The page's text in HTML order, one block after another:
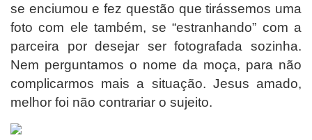
se enciumou e fez questão que tirássemos uma
foto com ele também, se “estranhando” com a
parceira por desejar ser fotografada sozinha.
Nem perguntamos o nome da moça, para não
complicarmos mais a situação. Jesus amado,
melhor foi não contrariar o sujeito.